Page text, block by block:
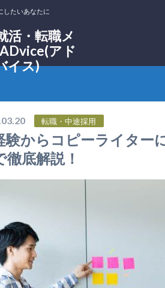
したいあなたに
転職・中途採用
験からコピーライター
徹底解説！